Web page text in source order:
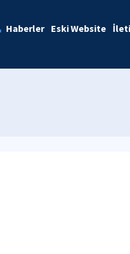
Haberler Eski Website